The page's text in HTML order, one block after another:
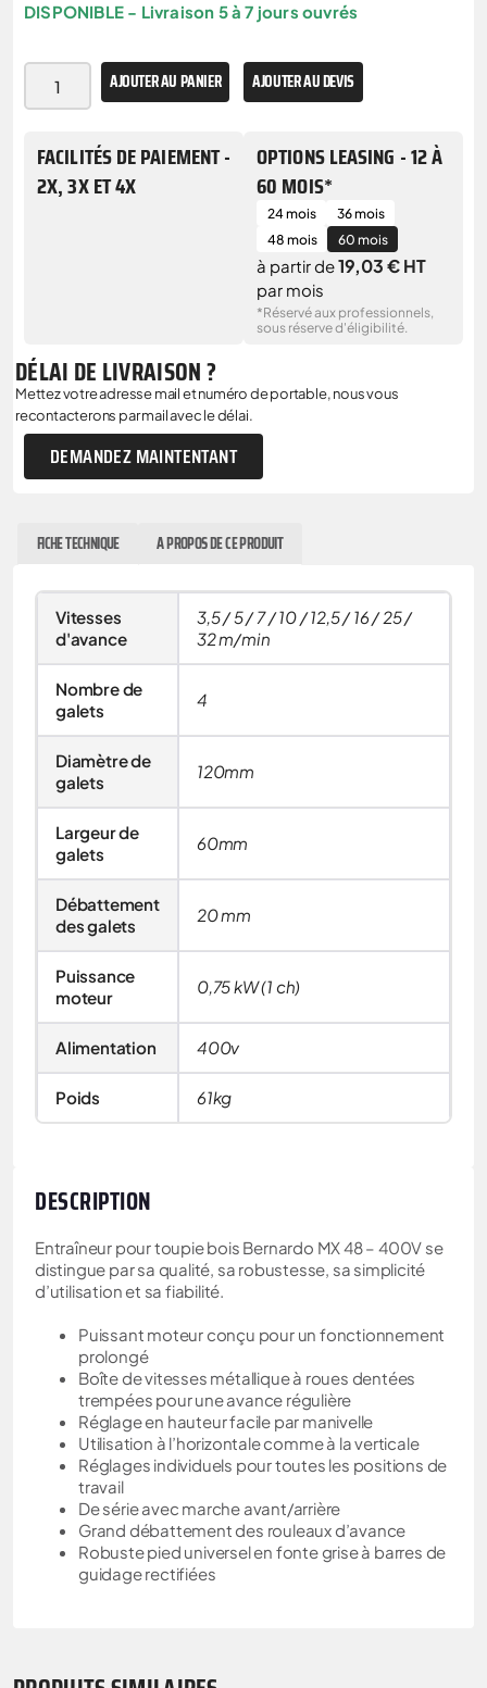
DISPONIBLE - Livraison 5 à 7 jours ouvrés
AJOUTER AU PANIER AJOUTER AU DEVIS
FACILITÉS DE PAIEMENT -
2X, 3X ET 4X
OPTIONS LEASING - 12 À
60 MOIS*
24 mois
36 mois
48 mois
60 mois
à partir de19,03 € HT
par mois
*Réservé aux professionnels,
sous réserve d'éligibilité.
DÉLAI DE LIVRAISON ?
Mettez votre adresse mail et numéro de portable, nous vous
recontacterons par mail avec le délai.
DEMANDEZ MAINTENTANT
FICHE TECHNIQUE A PROPOS DE CE PRODUIT
Vitesses
d'avance
3,5 / 5 / 7 / 10 / 12,5 / 16 / 25 /
32 m/min
Nombre de
galets
4
Diamètre de
galets
120mm
Largeur de
galets
60mm
Débattement
des galets
20 mm
Puissance
moteur
0,75 kW (1 ch)
Alimentation 400v
Poids 61kg
DESCRIPTION
Entraîneur pour toupie bois Bernardo MX 48 – 400V se
distingue par sa qualité, sa robustesse, sa simplicité
d’utilisation et sa fiabilité.
Puissant moteur conçu pour un fonctionnement
prolongé
Boîte de vitesses métallique à roues dentées
trempées pour une avance régulière
Réglage en hauteur facile par manivelle
Utilisation à l’horizontale comme à la verticale
Réglages individuels pour toutes les positions de
travail
De série avec marche avant/arrière
Grand débattement des rouleaux d’avance
Robuste pied universel en fonte grise à barres de
guidage rectifiées